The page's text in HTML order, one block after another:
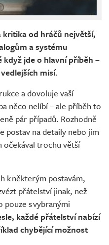
od hráčů největší,
a systému
jde o hlavní příběh –
misí.
a dovoluje vaší
něco nelíbí – ale příběh to
pár případů. Rozhodně
postav na detaily nebo jim
očekával trochu větší
k některým postavám,
přátelství jinak, než
s vybranými
každé přátelství nabízí
chybějící možnost